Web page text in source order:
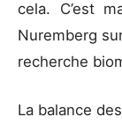
cela. C’est
Nuremberg
recherche
La balance